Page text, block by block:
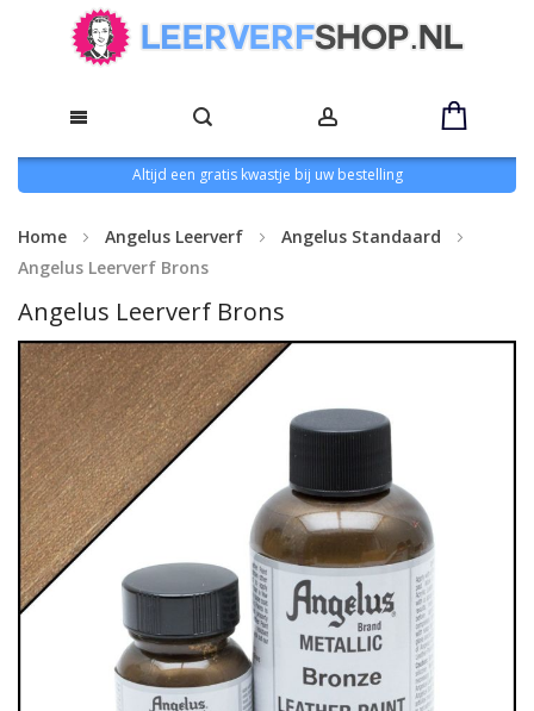
Altijd een gratis kwastje bij uw bestelling
Home Angelus Leerverf
Angelus Standaard
Angelus Leerverf Brons
Angelus Leerverf Brons
Ga
naar
het
einde
van
de
afbeeldingen-
gallerij